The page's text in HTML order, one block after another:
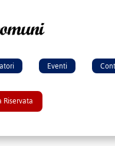
Eventi
Riservata